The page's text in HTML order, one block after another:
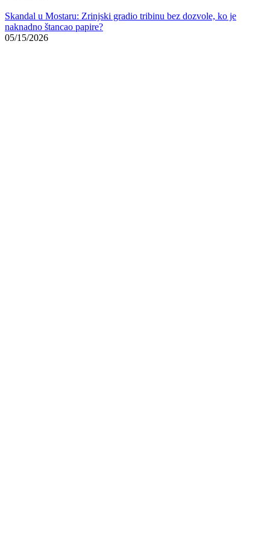
Skandal u Mostaru: Zrinjski gradio tribinu bez dozvole, ko je
naknadno štancao papire?
05/15/2026